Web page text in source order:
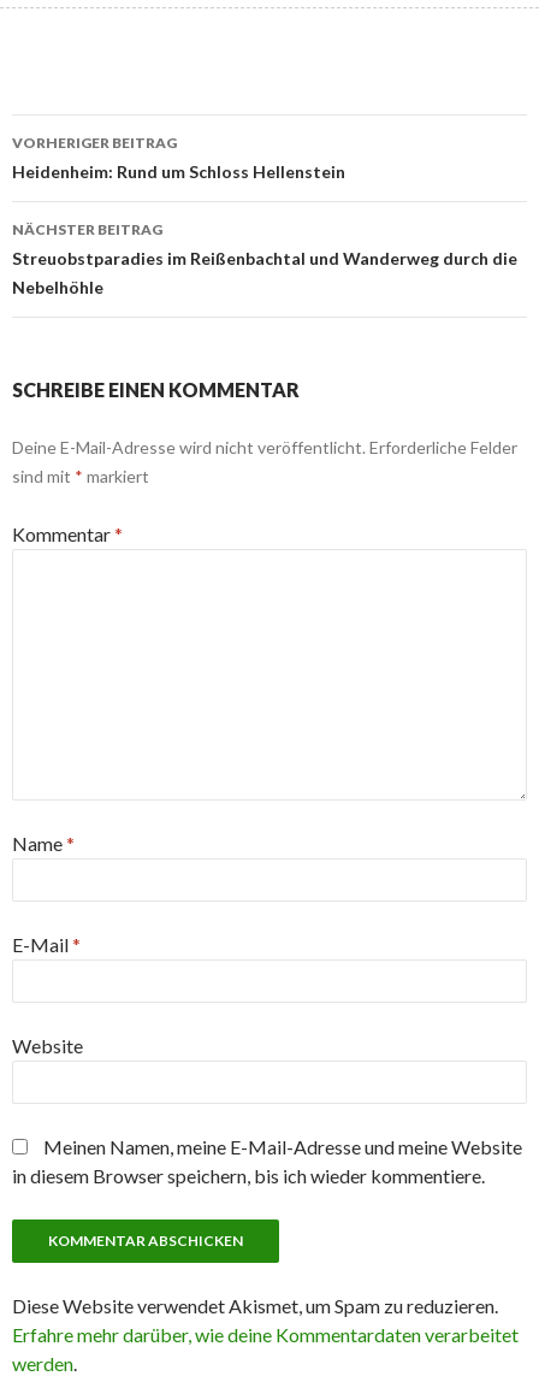
Beitrags-
Navigation
VORHERIGER BEITRAG
Heidenheim: Rund um Schloss Hellenstein
NÄCHSTER BEITRAG
Streuobstparadies im Reißenbachtal und Wanderweg durch die
Nebelhöhle
SCHREIBE EINEN KOMMENTAR
Deine E-Mail-Adresse wird nicht veröffentlicht. Erforderliche Felder
sind mit * markiert
Kommentar*
Name*
E-Mail*
Website
Meinen Namen, meine E-Mail-Adresse und meine Website
in diesem Browser speichern, bis ich wieder kommentiere.
Diese Website verwendet Akismet, um Spam zu reduzieren.
Erfahre mehr darüber, wie deine Kommentardaten verarbeitet
werden.